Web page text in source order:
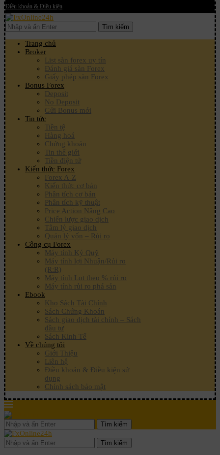
Điều khoản & Điều kiện
Tìm kiếm
Trang chủ
Broker
List sàn forex uy tín
Đánh giá sàn Forex
Giấy phép sàn Forex
Bonus Forex
Deposit
No Deposit
Gửi Bonus mới
Tin tức
Tiền tệ
Hàng hoá
Chứng khoán
Tin thế giới
Tiền điện tử
Kiến thức Forex
Forex A-Z
Kiến thức cơ bản
Phân tích cơ bản
Phân tích kỹ thuật
Price Action Nâng Cao
Chiến lược giao dịch
Tâm lý giao dịch
Quản lý vốn – Rủi ro
Công cụ Forex
Máy tính Ký Quỹ
Máy tính lợi Nhuận/Rủi ro
(R:R)
Máy tính Lot theo % rủi ro
Máy tính rủi ro phá sản
Ebook
Kho Sách Tài Chính
Sách Chứng Khoán
Sách giao dịch tài chính – Sách
đầu tư
Sách Kinh Tế
Về chúng tôi
Giới Thiệu
Liên hệ
Điều khoản & Điều kiện sử
dụng
Chính sách bảo mật
Tìm kiếm
Tìm kiếm